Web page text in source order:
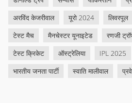
अरविंद केजरीवाल
यूरो 2024
लिवरपूल
टेस्ट मैच
मैनचेस्टर यूनाइटेड
रणजी
टेस्ट क्रिकेट
ऑस्ट्रेलिया
IPL 2025
भारतीय जनता पार्टी
स्वाति मालीवाल